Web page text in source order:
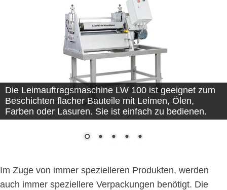
Die Leimauftragsmaschine LW 100 ist geeignet zum
Beschichten flacher Bauteile mit Leimen, Ölen,
Farben oder Lasuren. Sie ist einfach zu bedienen.
Im Zuge von immer spezielleren Produkten, werden
auch immer speziellere Verpackungen benötigt. Die